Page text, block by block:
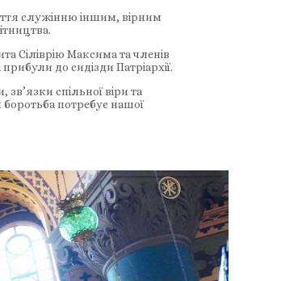
служінню іншим, вірним
Сіліврію Максима та членів
до сидізди Патріархії.
спільної віри та
боротьба потребує нашої